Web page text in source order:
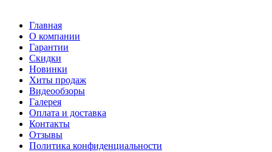
Главная
О компании
Гарантии
Скидки
Новинки
Хиты продаж
Видеообзоры
Галерея
Оплата и доставка
Контакты
Отзывы
Политика конфиденциальности